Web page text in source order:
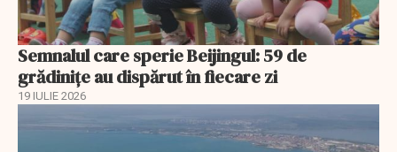
Semnalul care sperie Beijingul: 59 de
grădinițe au dispărut în fiecare zi
19 IULIE 2026